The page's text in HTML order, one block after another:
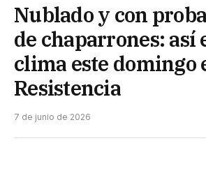
Nublado y con
de chaparrones: así
clima este domingo
Resistencia
7 de junio de 2026